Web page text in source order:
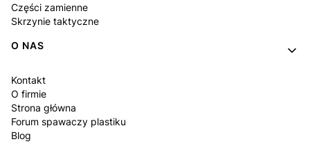
Części zamienne
Skrzynie taktyczne
O NAS
Kontakt
O firmie
Strona główna
Forum spawaczy plastiku
Blog